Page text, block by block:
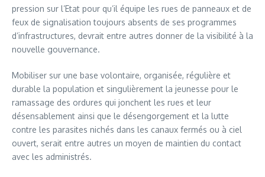
pression sur l’Etat pour qu’il équipe les rues de panneaux et de
feux de signalisation toujours absents de ses programmes
d’infrastructures, devrait entre autres donner de la visibilité à la
nouvelle gouvernance.
Mobiliser sur une base volontaire, organisée, régulière et
durable la population et singulièrement la jeunesse pour le
ramassage des ordures qui jonchent les rues et leur
désensablement ainsi que le désengorgement et la lutte
contre les parasites nichés dans les canaux fermés ou à ciel
ouvert, serait entre autres un moyen de maintien du contact
avec les administrés.